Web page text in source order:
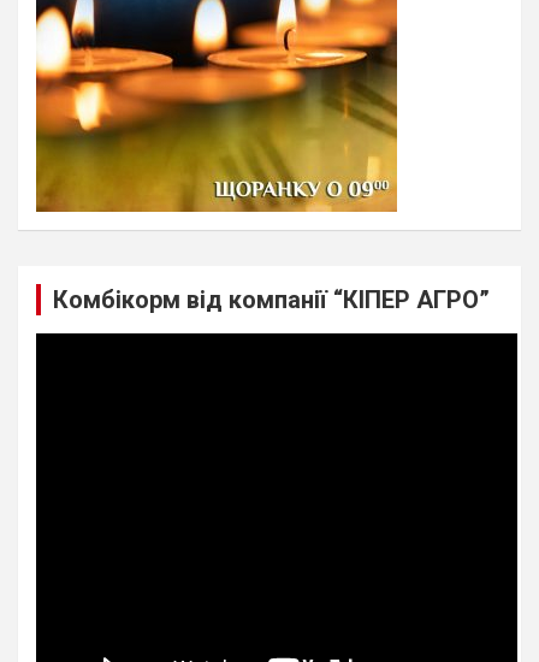
Комбікорм від компанії “КІПЕР АГРО”